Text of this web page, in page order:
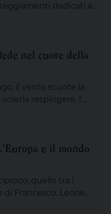
dedicati a
jonica
di Lecce
presenza alta e
nel cuore della
il vento scuote la
respingere. I
si incrinano e perfino
minaccioso.
e il mondo
quello tra i
di Francesco. Leone